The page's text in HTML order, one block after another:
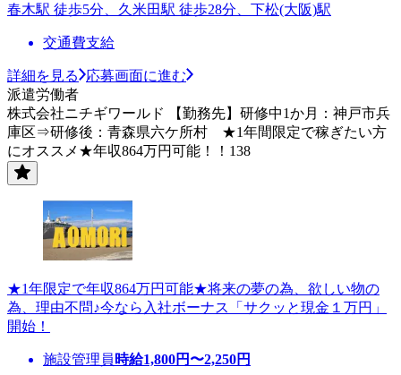
春木駅 徒歩5分、久米田駅 徒歩28分、下松(大阪)駅
交通費支給
詳細を見る
応募画面に進む
派遣労働者
株式会社ニチギワールド 【勤務先】研修中1か月：神戸市兵
庫区⇒研修後：青森県六ケ所村 ★1年間限定で稼ぎたい方
にオススメ★年収864万円可能！！138
★1年限定で年収864万円可能★将来の夢の為、欲しい物の
為、理由不問♪今なら入社ボーナス「サクッと現金１万円」
開始！
施設管理員 時給1,800円〜2,250円